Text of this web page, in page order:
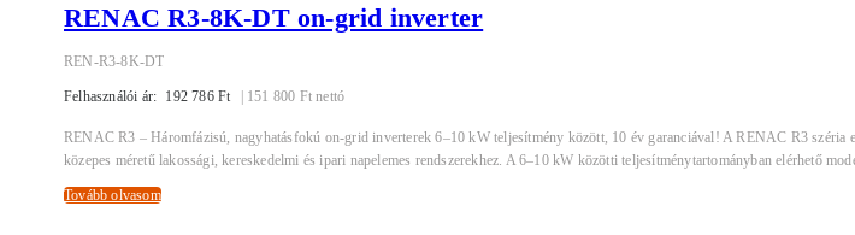
RENAC R3-8K-DT on-grid inverter
REN-R3-8K-DT
Felhasználói ár: 192 786Ft | 151 800 Ft nettó
RENAC R3 – Háromfázisú, nagyhatásfokú on-grid inverterek 6–10 kW teljesítmény között, 10 év garanciával! A RENAC R3
közepes méretű lakossági, kereskedelmi és ipari napelemes rendszerekhez. A 6–10 kW közötti teljesítménytartományban elérhető
Tovább olvasom